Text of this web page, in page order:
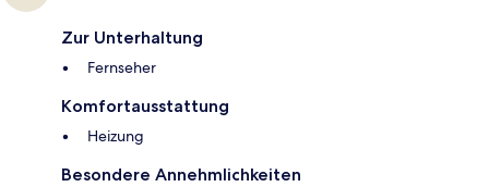
Zur Unterhaltung
Fernseher
Komfortausstattung
Heizung
Besondere Annehmlichkeiten